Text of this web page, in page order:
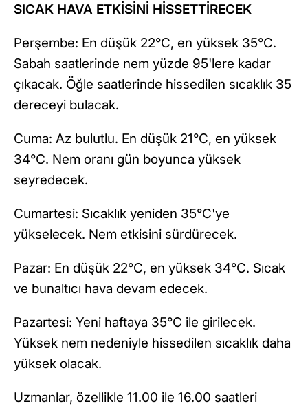
SICAK HAVA ETKİSİNİ HİSSETTİRECEK
Perşembe: En düşük 22°C, en yüksek 35°C.
Sabah saatlerinde nem yüzde 95'lere kadar
çıkacak. Öğle saatlerinde hissedilen sıcaklık 35
dereceyi bulacak.
Cuma: Az bulutlu. En düşük 21°C, en yüksek
34°C. Nem oranı gün boyunca yüksek
seyredecek.
Cumartesi: Sıcaklık yeniden 35°C'ye
yükselecek. Nem etkisini sürdürecek.
Pazar: En düşük 22°C, en yüksek 34°C. Sıcak
ve bunaltıcı hava devam edecek.
Pazartesi: Yeni haftaya 35°C ile girilecek.
Yüksek nem nedeniyle hissedilen sıcaklık daha
yüksek olacak.
Uzmanlar, özellikle 11.00 ile 16.00 saatleri